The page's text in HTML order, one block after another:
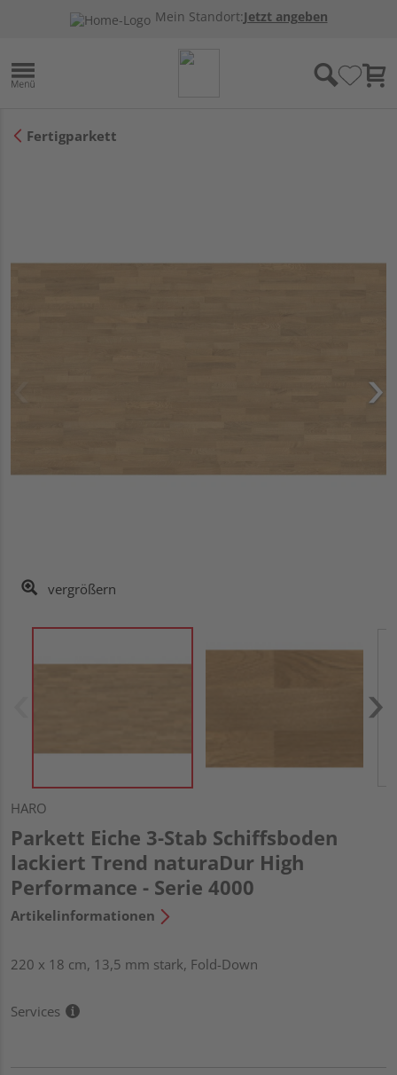
Mein Standort:Jetzt angeben
Fertigparkett
vergrößern
HARO
Parkett Eiche 3-Stab Schiffsboden
lackiert Trend naturaDur High
Performance - Serie 4000
Artikelinformationen
220 x 18 cm, 13,5 mm stark, Fold-Down
Services